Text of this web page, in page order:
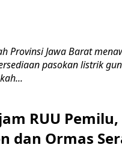
Provinsi Jawa Barat
pasokan listrik
RUU
dan Ormas